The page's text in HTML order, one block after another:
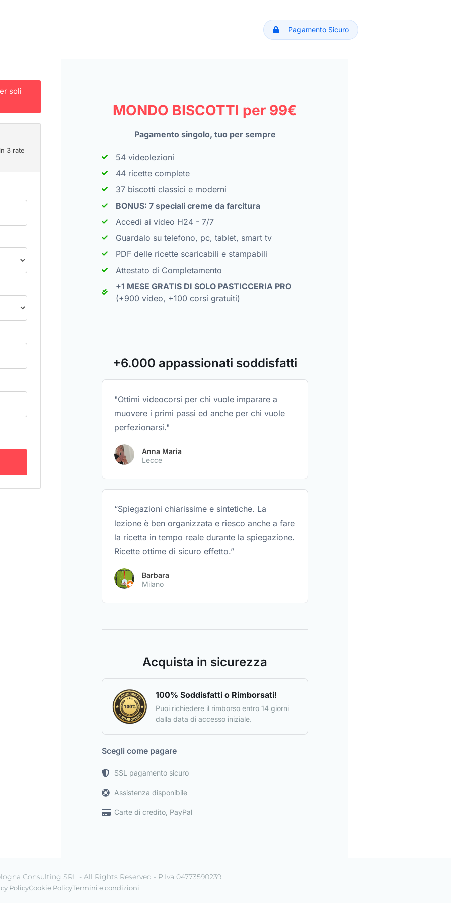
Pagamento Sicuro
soli
3 rate
MONDO BISCOTTI per 99€
Pagamento singolo, tuo per sempre
54 videolezioni
44 ricette complete
37 biscotti classici e moderni
BONUS: 7 speciali creme da farcitura
Accedi ai video H24 - 7/7
Guardalo su telefono, pc, tablet, smart tv
PDF delle ricette scaricabili e stampabili
Attestato di Completamento
+1 MESE GRATIS DI SOLO PASTICCERIA PRO
(+900 video, +100 corsi gratuiti)
+6.000 appassionati soddisfatti
"Ottimi videocorsi per chi vuole imparare a
muovere i primi passi ed anche per chi vuole
perfezionarsi."
Anna Maria
Lecce
“Spiegazioni chiarissime e sintetiche. La
lezione è ben organizzata e riesco anche a fare
la ricetta in tempo reale durante la spiegazione.
Ricette ottime di sicuro effetto.”
Barbara
Milano
Acquista in sicurezza
100% Soddisfatti o Rimborsati!
Puoi richiedere il rimborso entro 14 giorni
dalla data di accesso iniziale.
Scegli come pagare
SSL pagamento sicuro
Assistenza disponibile
Carte di credito, PayPal
Consulting SRL - All Rights Reserved - P.Iva 04773590239
PolicyCookie PolicyTermini e condizioni